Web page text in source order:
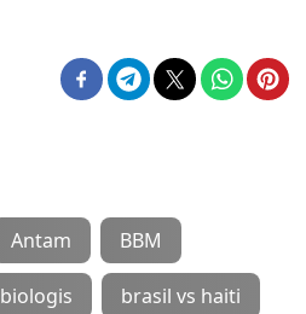
Antam BBM
biologis brasil vs haiti